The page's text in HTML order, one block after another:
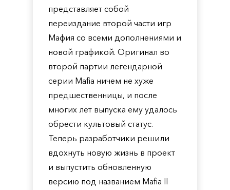
представляет собой
переиздание второй части игр
Мафия со всеми дополнениями и
новой графикой. Оригинал во
второй партии легендарной
серии Mafia ничем не хуже
предшественницы, и после
многих лет выпуска ему удалось
обрести культовый статус.
Теперь разработчики решили
вдохнуть новую жизнь в проект
и выпустить обновленную
версию под названием Mafia II